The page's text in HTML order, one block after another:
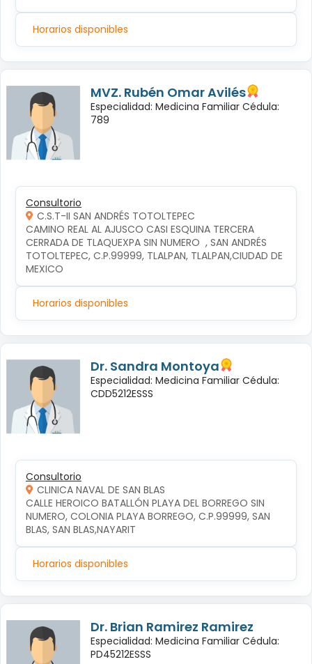
Horarios disponibles
MVZ. Rubén Omar Avilés
Especialidad: Medicina Familiar Cédula:
789
Consultorio
C.S.T-II SAN ANDRÉS TOTOLTEPEC
CAMINO REAL AL AJUSCO CASI ESQUINA TERCERA
CERRADA DE TLAQUEXPA SIN NUMERO  , SAN ANDRÉS
TOTOLTEPEC, C.P.99999, TLALPAN, TLALPAN,CIUDAD DE
MEXICO
Horarios disponibles
Dr. Sandra Montoya
Especialidad: Medicina Familiar Cédula:
CDD5212ESSS
Consultorio
CLINICA NAVAL DE SAN BLAS
CALLE HEROICO BATALLÓN PLAYA DEL BORREGO SIN
NUMERO, COLONIA PLAYA BORREGO, C.P.99999, SAN
BLAS, SAN BLAS,NAYARIT
Horarios disponibles
Dr. Brian Ramirez Ramirez
Especialidad: Medicina Familiar Cédula:
PD45212ESSS